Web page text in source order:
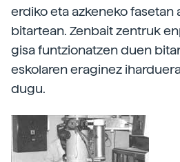
erdiko eta azkeneko fasetan
bitartean. Zenbait zentruk
gisa funtzionatzen duen
eskolaren eraginez
dugu.